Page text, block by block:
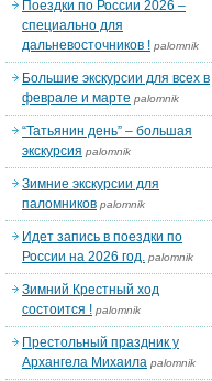
Поездки по России 2026 –
специально для
дальневосточников ! palomnik
Большие экскурсии для всех в
феврале и марте palomnik
“Татьянин день” – большая
экскурсия palomnik
Зимние экскурсии для
паломников palomnik
Идет запись в поездки по
России на 2026 год. palomnik
Зимний Крестный ход
состоится ! palomnik
Престольный праздник у
Архангела Михаила palomnik